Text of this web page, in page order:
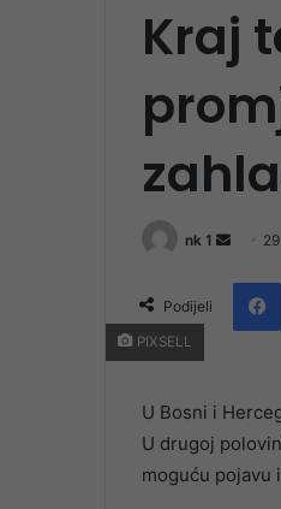
Kraj
nk 1
Send
email
Podijeli
PIXSELL
U Bosni i
U drugoj
moguću pojavu